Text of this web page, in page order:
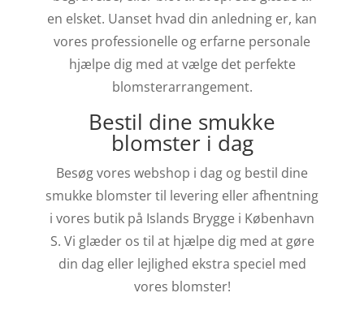
en elsket. Uanset hvad din anledning er, kan
vores professionelle og erfarne personale
hjælpe dig med at vælge det perfekte
blomsterarrangement.
Bestil dine smukke
blomster i dag
Besøg vores webshop i dag og bestil dine
smukke blomster til levering eller afhentning
i vores butik på Islands Brygge i København
S. Vi glæder os til at hjælpe dig med at gøre
din dag eller lejlighed ekstra speciel med
vores blomster!